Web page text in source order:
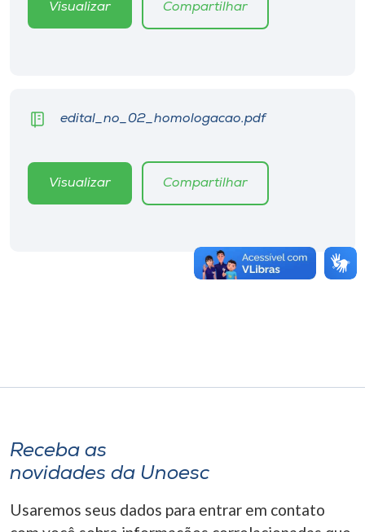
Visualizar Compartilhar
edital_no_02_homologacao.pdf
Visualizar Compartilhar
Receba as
novidades da Unoesc
Usaremos seus dados para entrar em contato